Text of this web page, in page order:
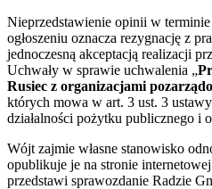
Nieprzedstawienie opinii w
ogłoszeniu oznacza rezygnację z
jednoczesną akceptacją realizacji
Uchwały w sprawie uchwalenia „
Rusiec z organizacjami
których mowa w art. 3 ust. 3
działalności pożytku publicznego i
Wójt zajmie własne stanowisko
opublikuje je na stronie
przedstawi sprawozdanie Radzie